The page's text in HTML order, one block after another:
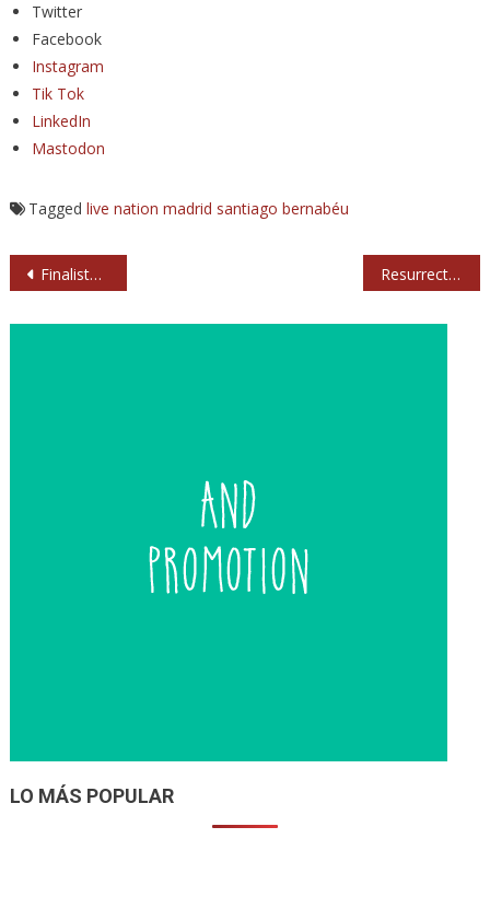
Twitter
Facebook
Instagram
Tik Tok
LinkedIn
Mastodon
Tagged live nation madrid santiago bernabéu
Navegación
Finalistas del Premio Ruido al Mejor Disco Nacional 2023 Resurrection Fest 2024: primeros nombres
LO MÁS POPULAR